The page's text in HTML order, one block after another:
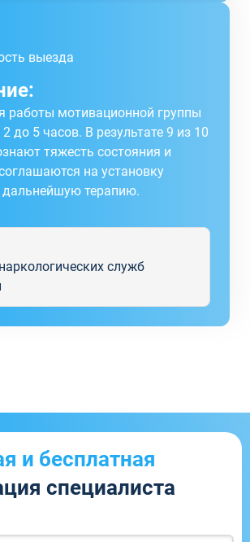
выезда
работы мотивационной группы
до 5 часов. В результате 9 из 10
тяжесть состояния и
на установку
терапию.
служб
и бесплатная
специалиста